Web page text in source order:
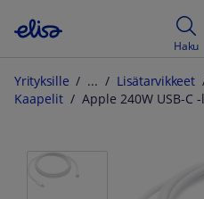
Haku
Yrityksille Lisätarvikkeet
Kaapelit
Apple 240W USB-C